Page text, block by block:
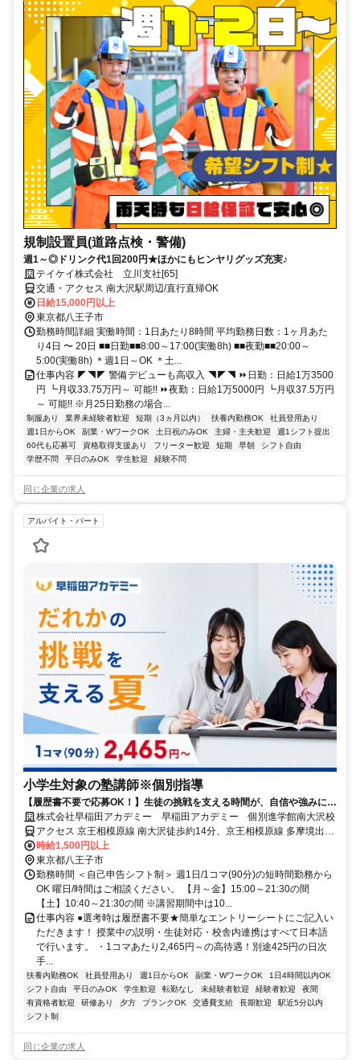
規制設置員(道路点検・警備)
週1～◎ドリンク代1回200円★ほかにもヒンヤリグッズ充実♪
テイケイ株式会社 立川支社[65]
交通・アクセス 南大沢駅周辺/直行直帰OK
日給15,000円以上
東京都八王子市
勤務時間詳細 実働時間：1日あたり8時間 平均勤務日数：1ヶ月あた
り4日 〜 20日 ■■日勤■■8:00～17:00(実働8h) ■■夜勤■■20:00～
5:00(実働8h) ＊週1日～OK ＊土...
仕事内容 ◤◥◤ 警備デビューも高収入 ◥◤◥ ⏩日勤：日給1万3500
円 ┗月収33.75万円～ 可能!! ⏩夜勤：日給1万5000円 ┗月収37.5万円
～ 可能!! ※月25日勤務の場合...
制服あり 業界未経験者歓迎 短期（3ヵ月以内） 扶養内勤務OK
社員登用あり
週1日からOK
副業・WワークOK 土日祝のみOK 主婦・主夫歓迎
週1シフト提出
60代も応募可
資格取得支援あり フリーター歓迎 短期 早朝
シフト自由
学歴不問
平日のみOK 学生歓迎 経験不問
同じ企業の求人
アルバイト・パート
小学生対象の塾講師※個別指導
【履歴書不要で応募OK！】生徒の挑戦を支える時間が、自信や強みに繋
がる仕事です
株式会社早稲田アカデミー 早稲田アカデミー 個別進学館南大沢校
アクセス 京王相模原線 南大沢徒歩約14分、京王相模原線 多摩境出入
口1徒歩約25分、京王相模原線 京王堀之内徒歩約33分
時給1,500円以上
東京都八王子市
勤務時間 ＜自己申告シフト制＞ 週1日/1コマ(90分)の短時間勤務から
OK 曜日/時間はご相談ください。 【月～金】15:00～21:30の間
【土】10:40～21:30の間 ※講習期間中は10...
仕事内容 ●選考時は履歴書不要★簡単なエントリーシートにご記入い
ただきます！ 授業中の説明・生徒対応・校舎内連携はすべて日本語
で行います。 ・1コマあたり2,465円～の高待遇！別途425円の日次
手...
扶養内勤務OK 社員登用あり 週1日からOK 副業・WワークOK
1日4時間以内OK
シフト自由
平日のみOK 学生歓迎 転勤なし 未経験者歓迎 経験者歓迎
夜間
有資格者歓迎
研修あり 夕方 ブランクOK 交通費支給 長期歓迎
駅近5分以内
シフト制
同じ企業の求人